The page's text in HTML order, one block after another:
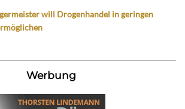
will Drogenhandel in geringen
Werbung